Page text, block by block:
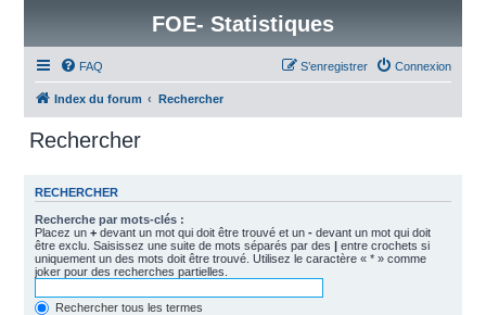
FOE- Statistiques
FAQ Connexion
S’enregistrer
Index du forum Rechercher
Rechercher
RECHERCHER
Recherche par mots-clés :
Placez un +devant un mot qui doit être trouvé et un -devant un mot qui doit
être exclu. Saisissez une suite de mots séparés par des |entre crochets si
uniquement un des mots doit être trouvé. Utilisez le caractère « * » comme
joker pour des recherches partielles.
Rechercher tous les termes